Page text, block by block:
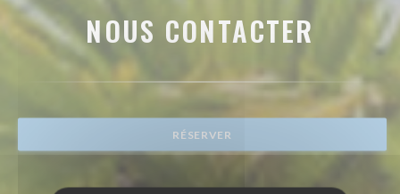
NOUS CONTACTER
RÉSERVER